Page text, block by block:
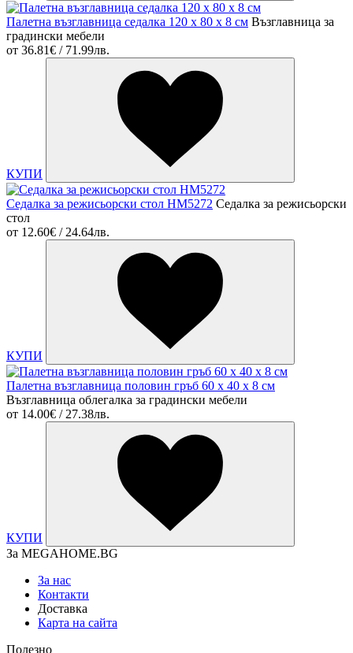
Палетна възглавница седалка 120 х 80 х 8 см Възглавница за
градински мебели
от 36.81€ / 71.99лв.
КУПИ
Седалка за режисьорски стол HM5272 Седалка за режисьорски
стол
от 12.60€ / 24.64лв.
КУПИ
Палетна възглавница половин гръб 60 х 40 х 8 см
Възглавница облегалка за градински мебели
от 14.00€ / 27.38лв.
КУПИ
За MEGAHOME.BG
За нас
Контакти
Доставка
Карта на сайта
Полезно